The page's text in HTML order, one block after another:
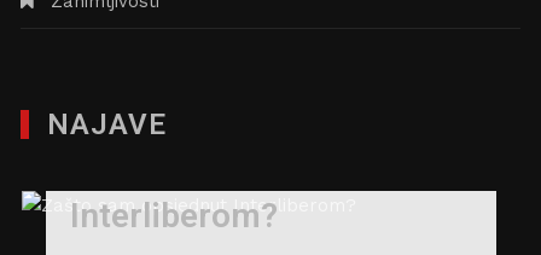
NAJAVE
Interliberom?